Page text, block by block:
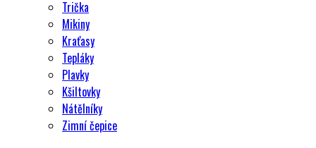
Trička
Mikiny
Kraťasy
Tepláky
Plavky
Kšiltovky
Nátělníky
Zimní čepice